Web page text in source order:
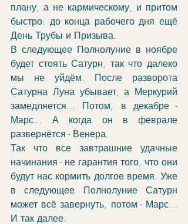
плану, а не кармическому, и притом
быстро: до конца рабочего дня ещё
День Трубы и Призыва.
В следующее Полнолуние в ноябре
будет стоять Сатурн, так что далеко
мы не уйдём. После разворота
Сатурна Луна убывает, а Меркурий
замедляется... Потом, в декабре -
Марс... А когда он в феврале
развернётся - Венера.
Так что все завтрашние удачные
начинания - не гарантия того, что они
будут нас кормить долгое время. Уже
в следующее Полнолуние Сатурн
может всё завернуть, потом - Марс...
И так далее.